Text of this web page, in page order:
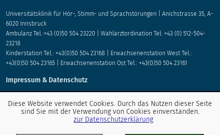
Universitätsklinik für Hör-, Stimm- und Sprachstörungen | Anichstrasse 35, A-
6020 Innsbruck
Ambulanz Tel.:+43 (0)50 504 23220 | Wahlarztordination Tel: +43 (0) 512-504-
23218
Kinderstation Tel.: +43(0)50 504 23168 | Erwachsenenstation West Tel.:
+43(0)50 504 23165 | Erwachsenenstation Ost Tel.: +43(0)50 504 23161
Impressum & Datenschutz
Diese Website verwendet Cookies. Durch das Nutzen dieser Seite
sind Sie mit der Verwendung von Cookies einverstanden.
zur Datenschutzerklärung